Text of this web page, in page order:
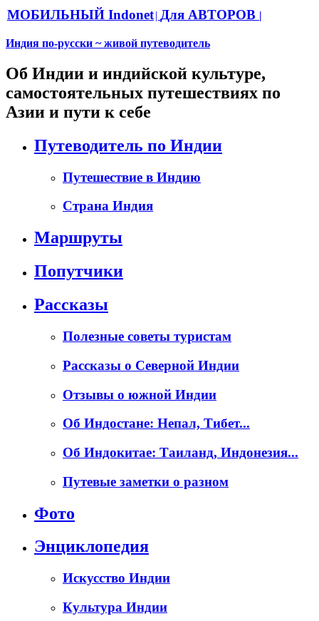
МОБИЛЬНЫЙ Indonet| Для АВТОРОВ |
Индия по-русски ~ живой путеводитель
Об Индии и индийской культуре,
самостоятельных путешествиях по
Азии и пути к себе
Путеводитель по Индии
Путешествие в Индию
Страна Индия
Маршруты
Попутчики
Рассказы
Полезные советы туристам
Рассказы о Северной Индии
Отзывы о южной Индии
Об Индостане: Непал, Тибет...
Об Индокитае: Таиланд, Индонезия...
Путевые заметки о разном
Фото
Энциклопедия
Искусство Индии
Культура Индии